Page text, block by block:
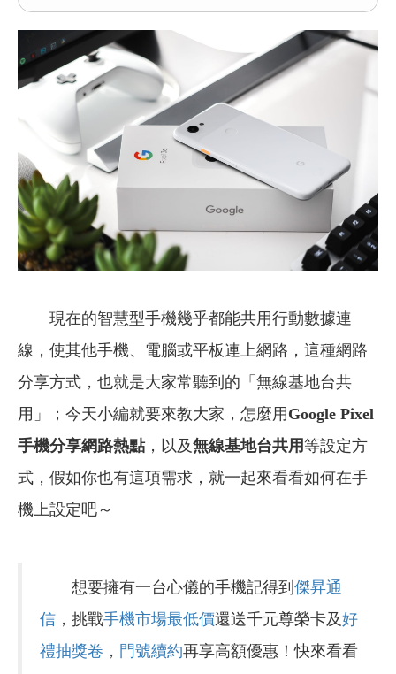
現在的智慧型手機幾乎都能共用行動數據連
線，使其他手機、電腦或平板連上網路，這種網路
分享方式，也就是大家常聽到的「無線基地台共
用」；今天小編就要來教大家，怎麼用 Google Pixel
手機分享網路熱點，以及無線基地台共用等設定方
式，假如你也有這項需求，就一起來看看如何在手
機上設定吧～
想要擁有一台心儀的手機記得到 傑昇通
信 ，挑戰手機市場最低價還送千元尊榮卡及好
禮抽獎卷 ， 門號續約再享高額優惠！快來看看